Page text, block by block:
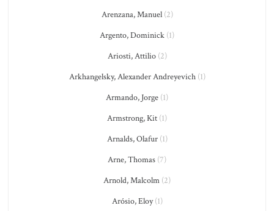
Arenzana, Manuel(2)
Argento, Dominick (1)
Ariosti, Attilio(2)
Arkhangelsky, Alexander Andreyevich(1)
Armando, Jorge (1)
Armstrong, Kit (1)
Arnalds, Olafur(1)
Arne, Thomas (7)
Arnold, Malcolm (2)
Arósio, Eloy(1)